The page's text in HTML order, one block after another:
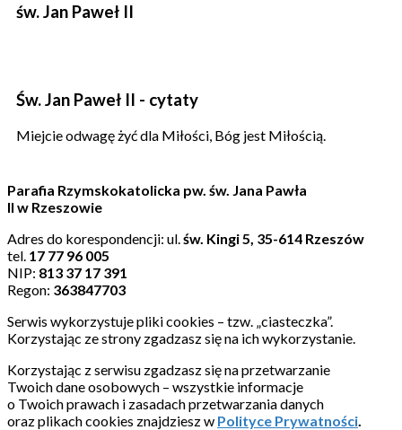
św. Jan Paweł II
Św. Jan Paweł II - cytaty
Miejcie odwagę żyć dla Miłości, Bóg jest Miłością.
Parafia Rzymskokatolicka pw. św. Jana Pawła
II w Rzeszowie
Adres do korespondencji: ul.św. Kingi 5, 35-614 Rzeszów
tel. 17 77 96 005
NIP: 813 37 17 391
Regon: 363847703
Serwis wykorzystuje pliki cookies – tzw. „ciasteczka”.
Korzystając ze strony zgadzasz się na ich wykorzystanie.
Korzystając z serwisu zgadzasz się na przetwarzanie
Twoich dane osobowych – wszystkie informacje
o Twoich prawach i zasadach przetwarzania danych
oraz plikach cookies znajdziesz w Polityce Prywatności.